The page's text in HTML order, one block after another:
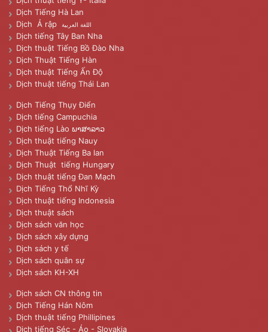
Dịch Tiếng Hà Lan
Dịch Ả rập
اللغة العربية
Dịch tiếng Tây Ban Nha
Dịch thuật Tiếng Bồ Đào Nha
Dịch Thuật Tiếng Hàn
Dịch thuật Tiếng Ấn Độ
Dịch thuật tiếng Thái Lan
Dịch Tiếng Thụy Điển
Dịch tiếng Campuchia
Dịch tiếng Lào ພາສາລາວ
Dịch thuật tiếng Nauy
Dịch Thuật Tiếng Ba lan
Dịch Thuật tiếng Hungary
Dịch thuật tiếng Đan Mạch
Dịch Tiếng Thổ Nhĩ Kỳ
Dịch thuật tiếng Indonesia
Dịch thuật sách
Dịch sách văn học
Dịch sách xây dựng
Dịch sách y tế
Dịch sách quân sự
Dịch sách KH-XH
Dịch sách CN thông tin
Dịch Tiếng Hán Nôm
Dịch thuật tiếng Phillipines
Dịch tiếng Séc - Áo - Slovakia